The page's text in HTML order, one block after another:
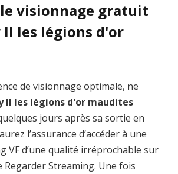
visionnage gratuit
II les légions d'or
de visionnage optimale, ne
II les légions d'or maudites
jours après sa sortie en
l’assurance d’accéder à une
VF d’une qualité irréprochable sur
Streaming. Une fois